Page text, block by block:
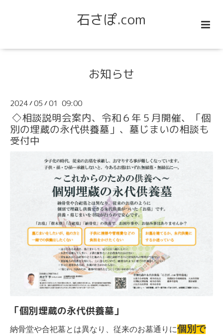
石さぽ.com
お知らせ
2024/05 /01 09:00
◇相談説明会案内、令和６年５月開催、「個
別の埋蔵の永代供養墓」、墓じまいの相談も
受付中
「個別埋蔵の永代供養墓」
納骨堂や合祀墓とは異なり、従来のお墓通りに個別で